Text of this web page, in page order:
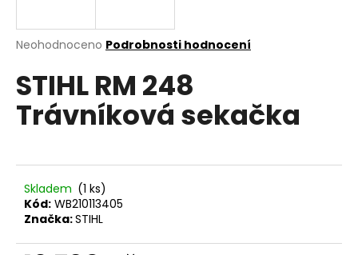
Průměrné
produktu
je
0,0
Neohodnoceno Podrobnosti hodnocení
STIHL RM 248
Trávníková sekačka
Skladem (1 ks)
Kód: WB210113405
Značka:STIHL
j
t
?